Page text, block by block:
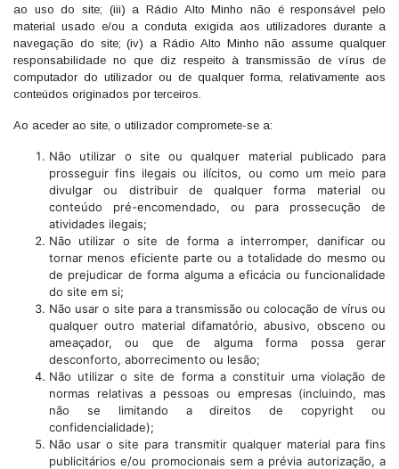
ao uso do site; (iii) a Rádio Alto Minho não é responsável pelo
material usado e/ou a conduta exigida aos utilizadores durante a
navegação do site; (iv) a Rádio Alto Minho não assume qualquer
responsabilidade no que diz respeito à transmissão de vírus de
computador do utilizador ou de qualquer forma, relativamente aos
conteúdos originados por terceiros.
Ao aceder ao site, o utilizador compromete-se a:
Não utilizar o site ou qualquer material publicado para
prosseguir fins ilegais ou ilícitos, ou como um meio para
divulgar ou distribuir de qualquer forma material ou
conteúdo pré-encomendado, ou para prossecução de
atividades ilegais;
Não utilizar o site de forma a interromper, danificar ou
tornar menos eficiente parte ou a totalidade do mesmo ou
de prejudicar de forma alguma a eficácia ou funcionalidade
do site em si;
Não usar o site para a transmissão ou colocação de vírus ou
qualquer outro material difamatório, abusivo, obsceno ou
ameaçador, ou que de alguma forma possa gerar
desconforto, aborrecimento ou lesão;
Não utilizar o site de forma a constituir uma violação de
normas relativas a pessoas ou empresas (incluindo, mas
não se limitando a direitos de copyright ou
confidencialidade);
Não usar o site para transmitir qualquer material para fins
publicitários e/ou promocionais sem a prévia autorização, a